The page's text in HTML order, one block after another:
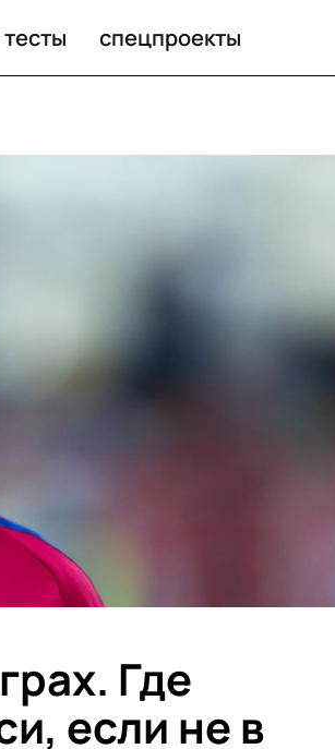
тесты спецпроекты
Где
если не в